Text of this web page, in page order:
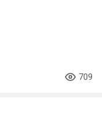
709